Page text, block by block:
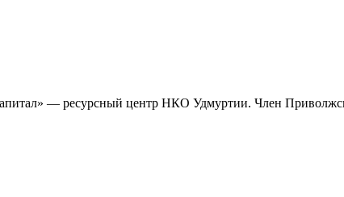
— ресурсный центр НКО Удмуртии. Член